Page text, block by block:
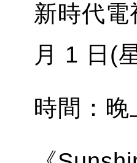
新時代
月 1 日(
時間：